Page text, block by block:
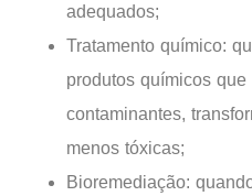
adequados;
Tratamento químico:
produtos químicos
contaminantes,
menos tóxicas;
Bioremediação: